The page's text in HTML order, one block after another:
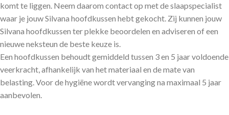
komt te liggen. Neem daarom contact op met de slaapspecialist
waar je jouw Silvana hoofdkussen hebt gekocht. Zij kunnen jouw
Silvana hoofdkussen ter plekke beoordelen en adviseren of een
nieuwe neksteun de beste keuze is.
Een hoofdkussen behoudt gemiddeld tussen 3 en 5 jaar voldoende
veerkracht, afhankelijk van het materiaal en de mate van
belasting. Voor de hygiëne wordt vervanging na maximaal 5 jaar
aanbevolen.